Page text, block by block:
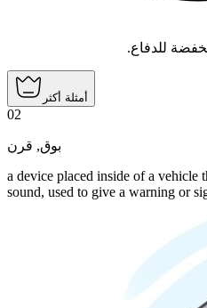
للدفاع.
أمثلة أكثر
02
بوق, قرن
a device placed inside of a vehicle
sound, used to give a warning or